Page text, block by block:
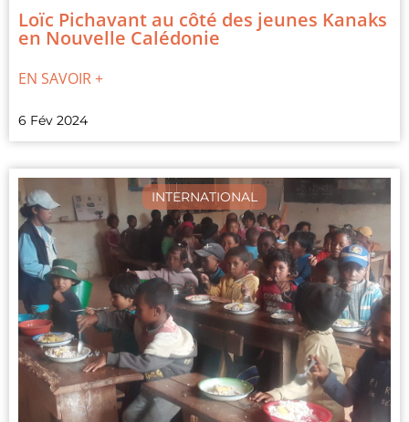
Loïc Pichavant au côté des jeunes Kanaks
en Nouvelle Calédonie
EN SAVOIR +
6 Fév 2024
INTERNATIONAL